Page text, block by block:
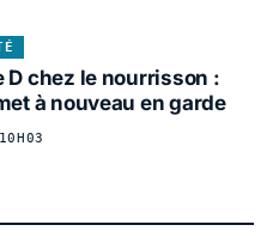
D chez le nourrisson :
à nouveau en garde